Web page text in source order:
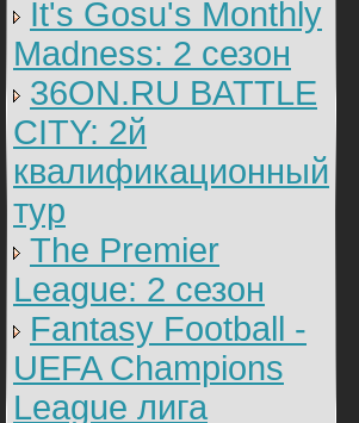
It's Gosu's Monthly
Madness: 2 сезон
36ON.RU BATTLE
CITY: 2й
квалификационный
тур
The Premier
League: 2 cезон
Fantasy Football -
UEFA Champions
League лига